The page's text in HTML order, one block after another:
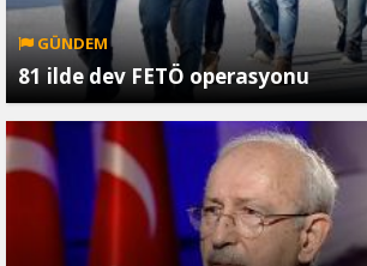
GÜNDEM
81 ilde dev FETÖ operasyonu